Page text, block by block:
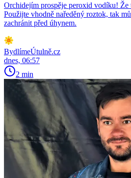
Orchidejím prospěje peroxid vodíku! Že
Použijte vhodně naředěný roztok, tak
zachránit před úhynem.
BydlímeÚtulně.cz
dnes, 06:57
2 min